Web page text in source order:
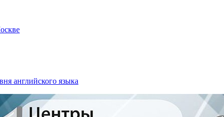
английского языка